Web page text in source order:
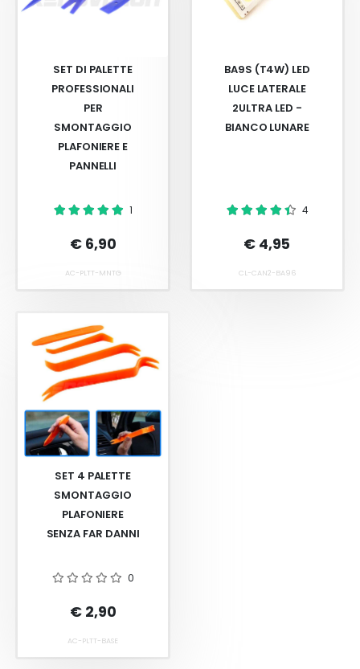
SET DI PALETTE
PROFESSIONALI
PER
SMONTAGGIO
PLAFONIERE E
PANNELLI
1
€ 6,90
AC-PLTT-MNTG
BA9S (T4W) LED
LUCE LATERALE
2ULTRA LED -
BIANCO LUNARE
4
€ 4,95
CL-CAN2-BA96
SET 4 PALETTE
SMONTAGGIO
PLAFONIERE
SENZA FAR DANNI
0
€ 2,90
AC-PLTT-BASE